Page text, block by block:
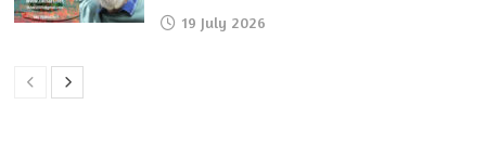
19 July 2026